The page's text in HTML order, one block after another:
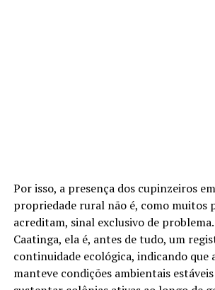
Por isso, a presença dos cupinzeiros
propriedade rural não é, como muitos
acreditam, sinal exclusivo de
Caatinga, ela é, antes de tudo, um
continuidade ecológica, indicando que
manteve condições ambientais